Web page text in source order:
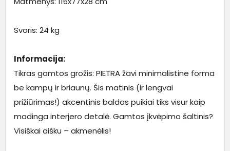
Svoris: 24 kg
Informacija:
Tikras gamtos grožis: PIETRA žavi minimalistine forma
be kampų ir briaunų. Šis matinis (ir lengvai
prižiūrimas!) akcentinis baldas puikiai tiks visur kaip
madinga interjero detalė. Gamtos įkvėpimo šaltinis?
Visiškai aišku – akmenėlis!